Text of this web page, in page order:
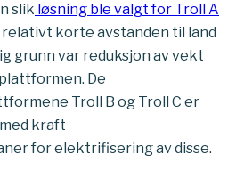
slik løsning ble valgt for Troll A
relativt korte avstanden til land
grunn var reduksjon av vekt
De
Troll B og Troll C er
kraft
for elektrifisering av disse.